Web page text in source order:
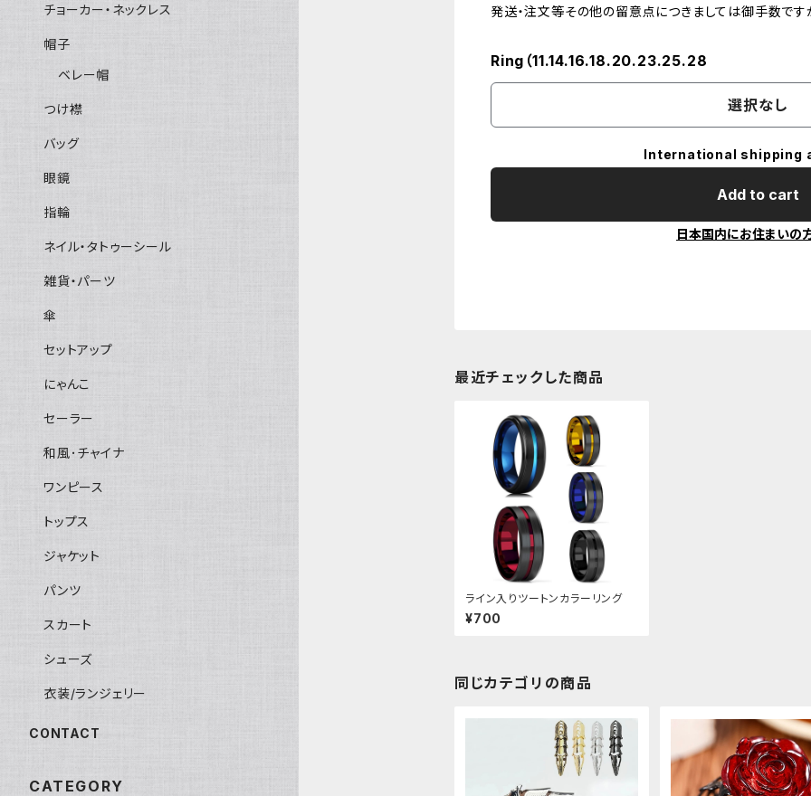
発送・注文等その他の留意点につきましては御手数で
Ring（11.14.16.18.20.23.25.28
選択なし
International shipping
Add to cart
日本国内にお住まいの
最近チェックした商品
ライン入りツートンカラーリング
¥700
同じカテゴリの商品
チョーカー・ネックレス
帽子
ベレー帽
つけ襟
バッグ
眼鏡
指輪
ネイル・タトゥーシール
雑貨・パーツ
傘
セットアップ
にゃんこ
セーラー
和風･チャイナ
ワンピース
トップス
ジャケット
パンツ
スカート
シューズ
衣装/ランジェリー
CONTACT
CATEGORY